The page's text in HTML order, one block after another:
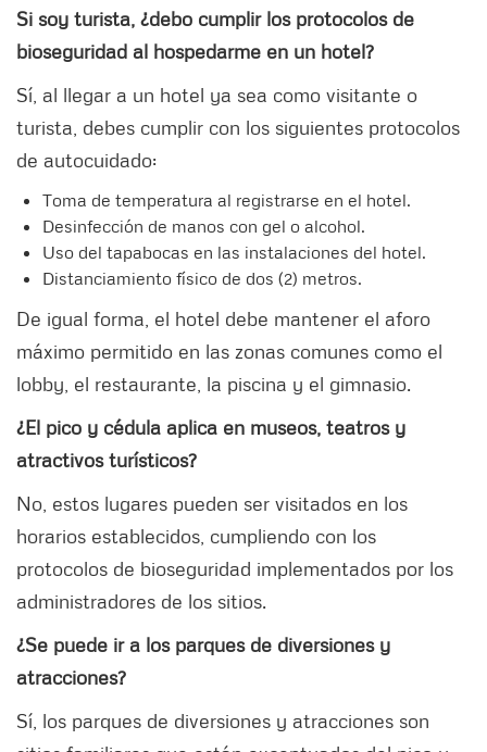
Si soy turista, ¿debo cumplir los protocolos de
bioseguridad al hospedarme en un hotel?
Sí, al llegar a un hotel ya sea como visitante o
turista, debes cumplir con los siguientes protocolos
de autocuidado:
Toma de temperatura al registrarse en el hotel.
Desinfección de manos con gel o alcohol.
Uso del tapabocas en las instalaciones del hotel.
Distanciamiento físico de dos (2) metros.
De igual forma, el hotel debe mantener el aforo
máximo permitido en las zonas comunes como el
lobby, el restaurante, la piscina y el gimnasio.
¿El pico y cédula aplica en museos, teatros y
atractivos turísticos?
No, estos lugares pueden ser visitados en los
horarios establecidos, cumpliendo con los
protocolos de bioseguridad implementados por los
administradores de los sitios.
¿Se puede ir a los parques de diversiones y
atracciones?
Sí, los parques de diversiones y atracciones son